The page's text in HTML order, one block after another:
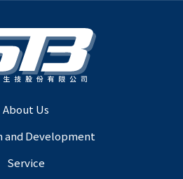
About Us
and Development
Service